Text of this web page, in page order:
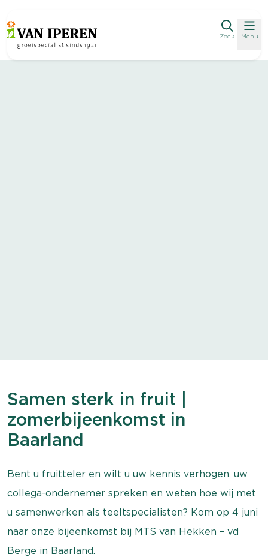
Zoek Menu
Samen sterk in fruit |
zomerbijeenkomst in
Baarland
Bent u fruitteler en wilt u uw kennis verhogen, uw
collega-ondernemer spreken en weten hoe wij met
u samenwerken als teeltspecialisten? Kom op 4 juni
naar onze bijeenkomst bij MTS van Hekken – vd
Berge in Baarland.